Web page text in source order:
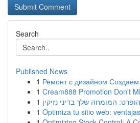
Search
Published News
1 Ремонт с дизайном
1 Cream888 Promotion Don't
1 המומחה שלך בדיני נזיקין
1 Optimiza tu sitio web: